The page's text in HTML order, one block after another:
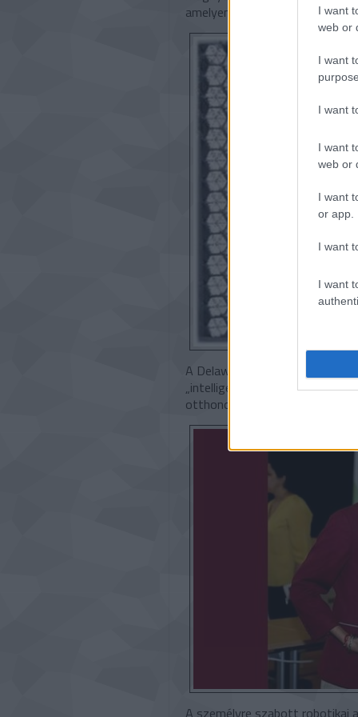
I want
web or
I want
I want
I want
web or
I want
or app.
I want
I want
amelyen 330 egyetem közel 5
A Delaware Egyetem kutatói
„intelligens” ablakpaneleket
otthonok és járművek